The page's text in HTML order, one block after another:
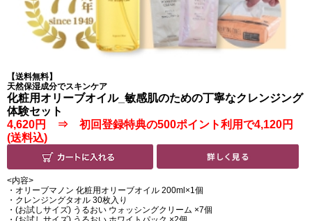
【送料無料】
天然保湿成分でスキンケア
化粧用オリーブオイル_敏感肌のための丁寧なクレンジング
体験セット
4,620円 ⇒ 初回登録特典の500ポイント利用で4,120円
(送料込)
<内容>
・オリーブマノン 化粧用オリーブオイル 200ml ×1個
・クレンジングタオル 30枚入り
・(お試しサイズ) うるおい ウォッシングクリーム ×7個